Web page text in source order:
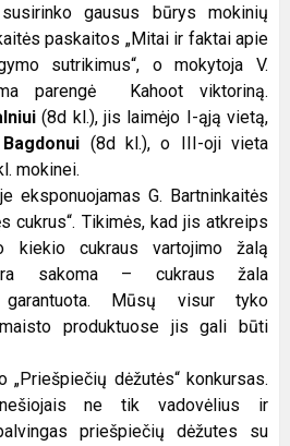
gausus būrys mokinių
paskaitos „Mitai ir faktai apie
sutrikimus“, o mokytoja V.
parengė Kahoot viktoriną.
(8d kl.), jis laimėjo I-ąją vietą,
(8d kl.), o III-oji vieta
mokinei.
G. Bartninkaitės
cukrus“. Tikimės, kad jis atkreips
cukraus vartojimo žalą
sakoma – cukraus žala
garantuota. Mūsų visur tyko
produktuose jis gali būti
dėžutės“ konkursas.
ne tik vadovėlius ir
priešpiečių dėžutes su